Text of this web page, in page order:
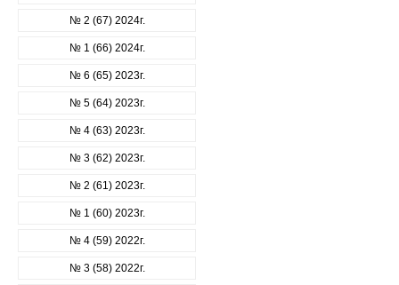
№ 2 (67) 2024г.
№ 1 (66) 2024г.
№ 6 (65) 2023г.
№ 5 (64) 2023г.
№ 4 (63) 2023г.
№ 3 (62) 2023г.
№ 2 (61) 2023г.
№ 1 (60) 2023г.
№ 4 (59) 2022г.
№ 3 (58) 2022г.